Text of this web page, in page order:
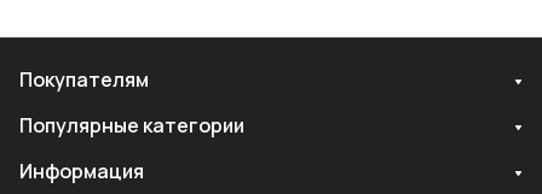
Покупателям
Популярные категории
Информация